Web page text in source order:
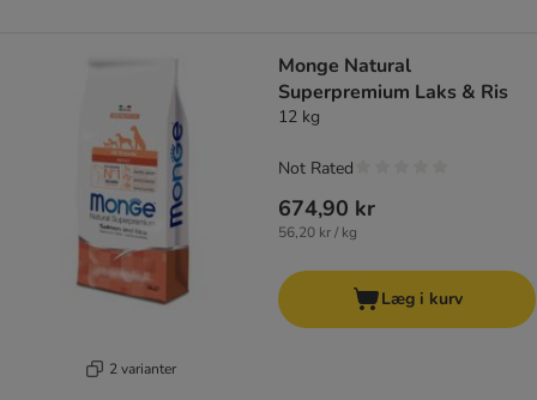
2 varianter
Monge Natural
Superpremium Laks & Ris
12 kg
674,90 kr
56,20 kr / kg
Not Rated
Læg i kurv